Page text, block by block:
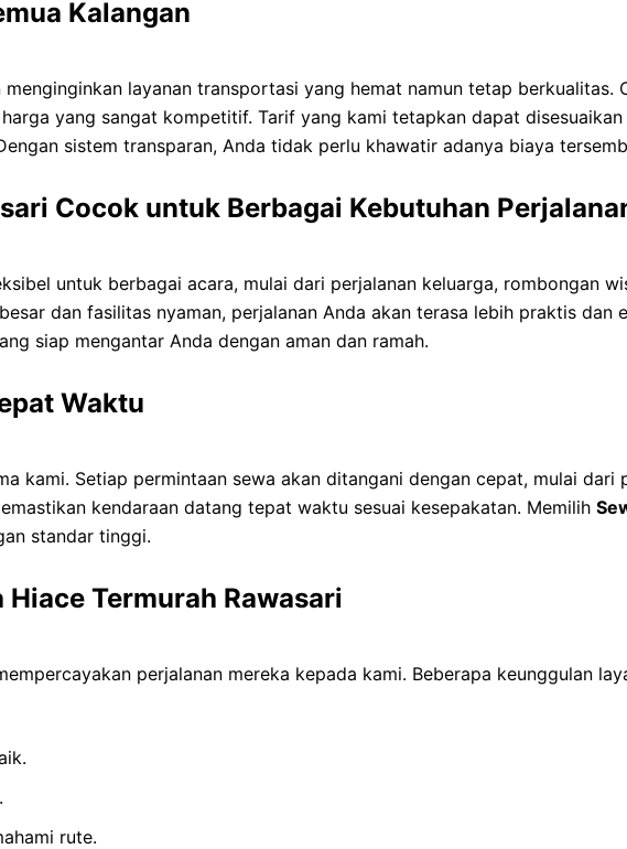
Kalangan
layanan transportasi yang hemat namun tetap berkualitas.
yang sangat kompetitif. Tarif yang kami tetapkan dapat
sistem transparan, Anda tidak perlu khawatir adanya biaya
Cocok untuk Berbagai Kebutuhan
untuk berbagai acara, mulai dari perjalanan keluarga, rombongan
dan fasilitas nyaman, perjalanan Anda akan terasa lebih praktis dan
siap mengantar Anda dengan aman dan ramah.
Waktu
kami. Setiap permintaan sewa akan ditangani dengan cepat, mulai dari
kendaraan datang tepat waktu sesuai kesepakatan. Memilih
standar tinggi.
Termurah Rawasari
perjalanan mereka kepada kami. Beberapa keunggulan
rute.